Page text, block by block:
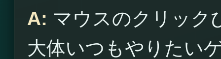
A: マウスのクリック
大体いつもやりたい